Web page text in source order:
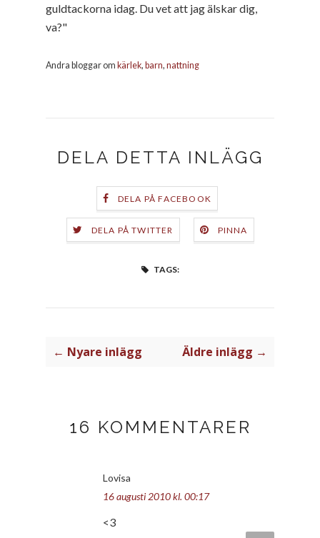
guldtackorna idag. Du vet att jag älskar dig,
va?"
Andra bloggar om kärlek, barn, nattning
DELA DETTA INLÄGG
DELA PÅ FACEBOOK
DELA PÅ TWITTER PINNA
TAGS:
← Nyare inlägg Äldre inlägg →
16 KOMMENTARER
Lovisa
16 augusti 2010 kl. 00:17
<3